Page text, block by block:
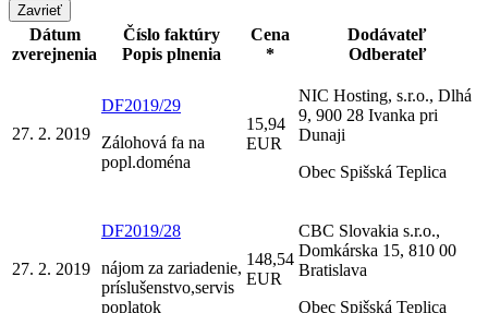
Zavrieť
Dátum
zverejnenia
Číslo faktúry
Popis plnenia
Cena
*
Dodávateľ
Odberateľ
27. 2. 2019
DF2019/29
Zálohová fa na
popl.doména
15,94
EUR
NIC Hosting, s.r.o., Dlhá
9, 900 28 Ivanka pri
Dunaji
Obec Spišská Teplica
27. 2. 2019
DF2019/28
nájom za zariadenie,
príslušenstvo,servis
poplatok
148,54
EUR
CBC Slovakia s.r.o.,
Domkárska 15, 810 00
Bratislava
Obec Spišská Teplica